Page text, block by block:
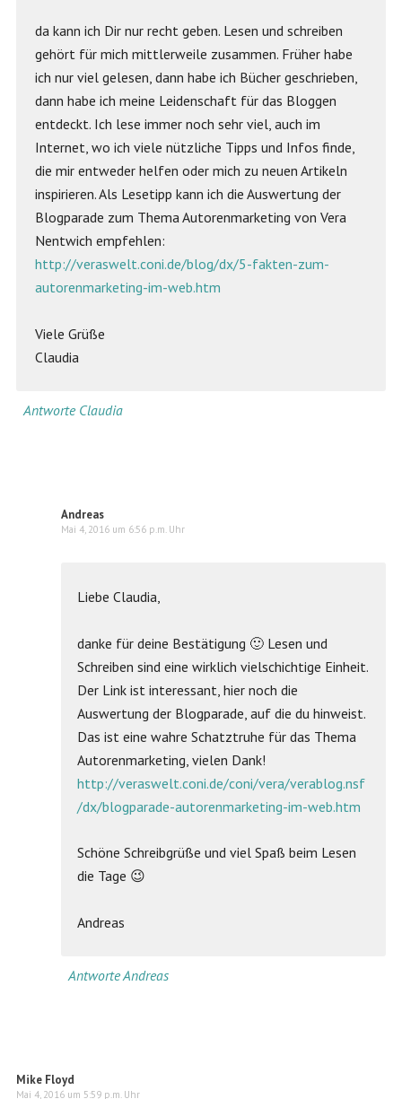
da kann ich Dir nur recht geben. Lesen und schreiben
gehört für mich mittlerweile zusammen. Früher habe
ich nur viel gelesen, dann habe ich Bücher geschrieben,
dann habe ich meine Leidenschaft für das Bloggen
entdeckt. Ich lese immer noch sehr viel, auch im
Internet, wo ich viele nützliche Tipps und Infos finde,
die mir entweder helfen oder mich zu neuen Artikeln
inspirieren. Als Lesetipp kann ich die Auswertung der
Blogparade zum Thema Autorenmarketing von Vera
Nentwich empfehlen:
http://veraswelt.coni.de/blog/dx/5-fakten-zum-
autorenmarketing-im-web.htm
Viele Grüße
Claudia
Antworte Claudia
Andreas
Mai 4, 2016 um 6:56 p.m. Uhr
Liebe Claudia,
danke für deine Bestätigung 🙂 Lesen und
Schreiben sind eine wirklich vielschichtige Einheit.
Der Link ist interessant, hier noch die
Auswertung der Blogparade, auf die du hinweist.
Das ist eine wahre Schatztruhe für das Thema
Autorenmarketing, vielen Dank!
http://veraswelt.coni.de/coni/vera/verablog.nsf
/dx/blogparade-autorenmarketing-im-web.htm
Schöne Schreibgrüße und viel Spaß beim Lesen
die Tage 😉
Andreas
Antworte Andreas
Mike Floyd
Mai 4, 2016 um 5:59 p.m. Uhr